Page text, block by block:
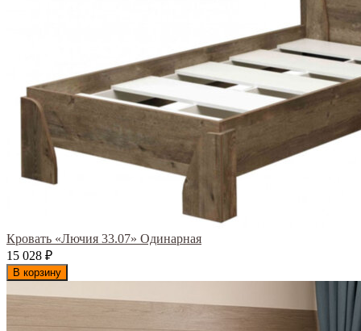
Кровать «Лючия 33.07» Одинарная
15 028 ₽
В корзину